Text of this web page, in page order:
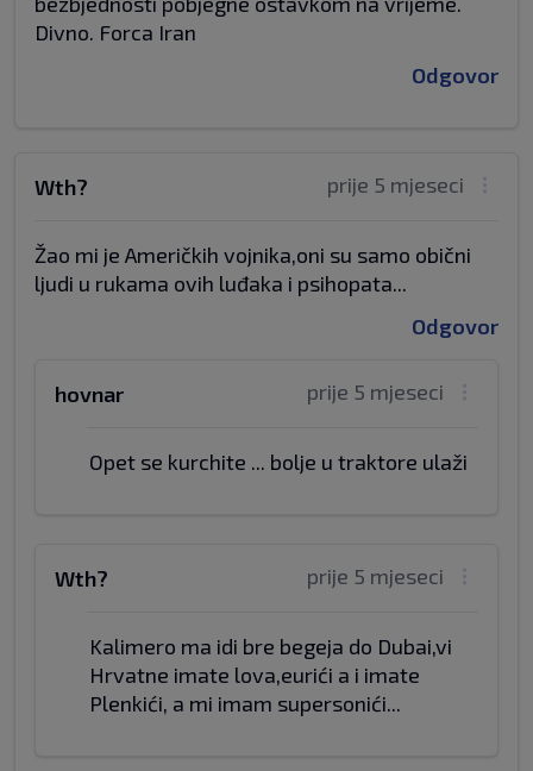
Divno. Forca Iran
Odgovor
prije 5 mjeseci
Wth?
Žao mi je Američkih vojnika,oni su samo obični
ljudi u rukama ovih luđaka i psihopata...
Odgovor
prije 5 mjeseci
hovnar
Opet se kurchite ... bolje u traktore ulaži
prije 5 mjeseci
Wth?
Kalimero ma idi bre begeja do Dubai,vi
Hrvatne imate lova,eurići a i imate
Plenkići, a mi imam supersonići...